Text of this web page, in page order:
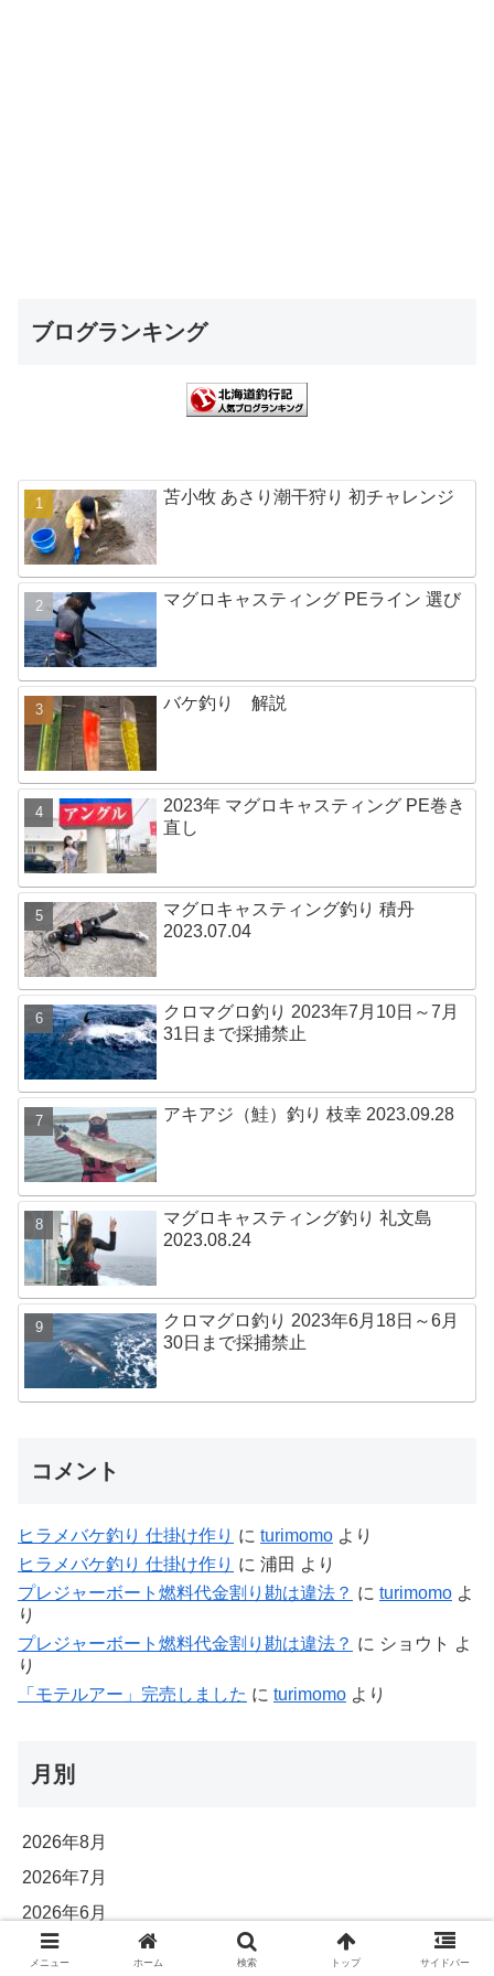
ブログランキング
苫小牧 あさり潮干狩り 初チャレンジ
マグロキャスティング PEライン 選び
バケ釣り 解説
2023年 マグロキャスティング PE巻き
直し
マグロキャスティング釣り 積丹
2023.07.04
クロマグロ釣り 2023年7月10日～7月
31日まで採捕禁止
アキアジ（鮭）釣り 枝幸 2023.09.28
マグロキャスティング釣り 礼文島
2023.08.24
クロマグロ釣り 2023年6月18日～6月
30日まで採捕禁止
コメント
ヒラメバケ釣り 仕掛け作り に turimomo より
ヒラメバケ釣り 仕掛け作り に 浦田 より
プレジャーボート燃料代金割り勘は違法？ に turimomo よ
り
プレジャーボート燃料代金割り勘は違法？ に ショウト よ
り
「モテルアー」完売しました に turimomo より
月別
2026年8月
2026年7月
2026年6月
2026年5月
メニュー ホーム 検索 トップ サイドバー